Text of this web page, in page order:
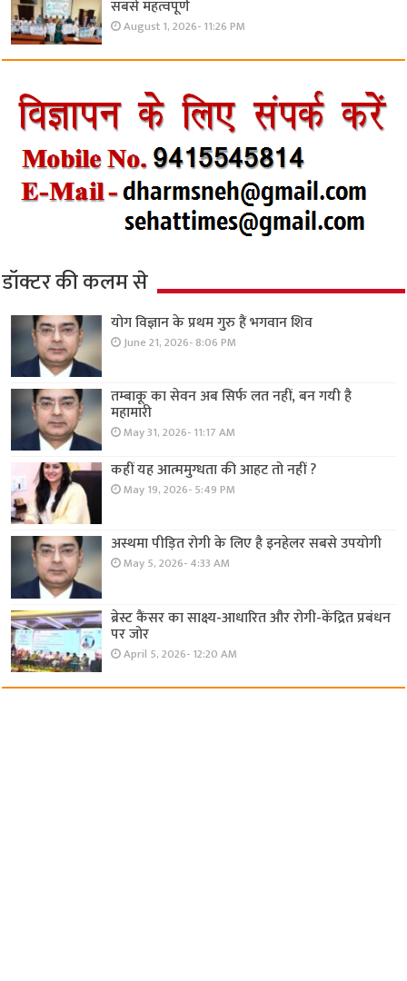
सबसे महत्वपूर्ण
August 1, 2026- 11:26 PM
डॉक्टर की कलम से
योग विज्ञान के प्रथम गुरु हैं भगवान शिव
June 21, 2026- 8:06 PM
तम्बाकू का सेवन अब सिर्फ लत नहीं, बन गयी है
महामारी
May 31, 2026- 11:17 AM
कहीं यह आत्ममुग्धता की आहट तो नहीं ?
May 19, 2026- 5:49 PM
अस्थमा पीड़ित रोगी के लिए है इनहेलर सबसे उपयोगी
May 5, 2026- 4:33 AM
ब्रेस्ट कैंसर का साक्ष्य-आधारित और रोगी-केंद्रित प्रबंधन
पर जोर
April 5, 2026- 12:20 AM